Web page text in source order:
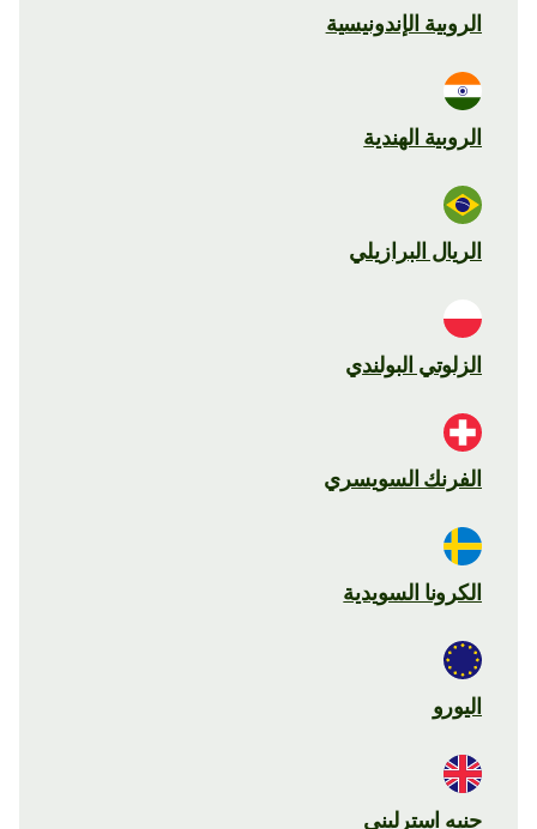
الروبية الإندونيسية
الروبية الهندية
الريال البرازيلي
الزلوتي البولندي
الفرنك السويسري
الكرونا السويدية
اليورو
جنيه استرليني